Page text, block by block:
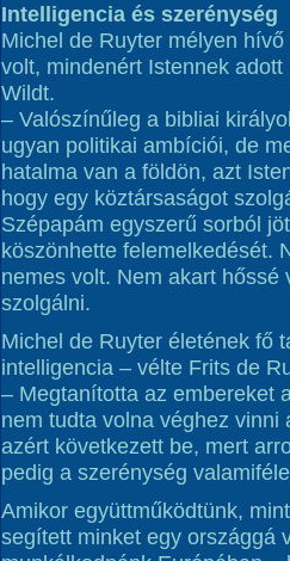
Intelligencia és szerénység
Michel de Ruyter mélyen hívő
volt, mindenért Istennek
Wildt.
– Valószínűleg a bibliai
ugyan politikai ambíciói, de
hatalma van a földön, azt
hogy egy köztársaságot
Szépapám egyszerű sorból
köszönhette felemelkedését.
nemes volt. Nem akart
szolgálni.
Michel de Ruyter életének fő
intelligencia – vélte Frits de
– Megtanította az embereket
nem tudta volna véghez
azért következett be, mert
pedig a szerénység
Amikor együttműködtünk,
segített minket egy országgá